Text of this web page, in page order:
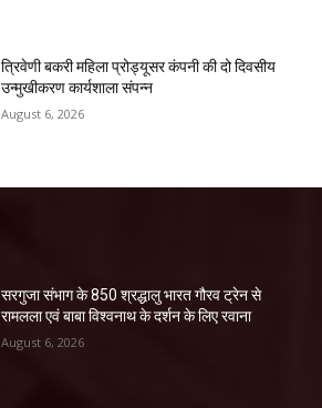
त्रिवेणी बकरी महिला प्रोड्यूसर कंपनी की दो दिवसीय
उन्मुखीकरण कार्यशाला संपन्न
August 6, 2026
सरगुजा संभाग के 850 श्रद्धालु भारत गौरव ट्रेन से
रामलला एवं बाबा विश्वनाथ के दर्शन के लिए रवाना
August 6, 2026